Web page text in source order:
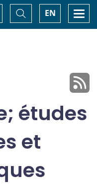
EN
Basculer
la
recherche
études
et